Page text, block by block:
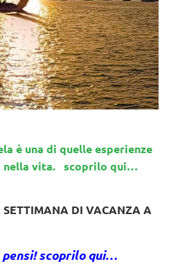
è una di quelle esperienze
nella vita. scoprilo qui…
DI VACANZA A
pensi! scoprilo qui…